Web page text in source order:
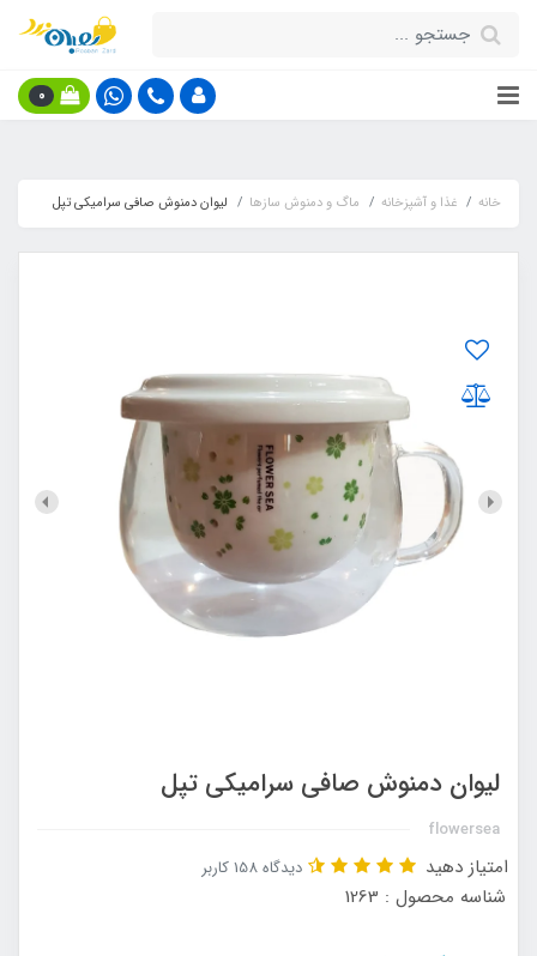
0
خانه غذا و آشپزخانه ماگ و دمنوش سازها لیوان دمنوش صافی سرامیکی تپل
لیوان دمنوش صافی سرامیکی تپل
flowersea
امتیاز دهید دیدگاه 158 کاربر
شناسه محصول : 1263